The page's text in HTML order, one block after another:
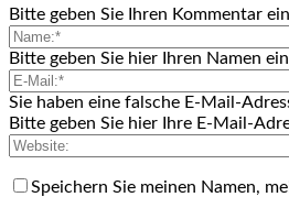
Bitte geben Sie Ihren Kommentar
Bitte geben Sie hier Ihren Namen ein
Sie haben eine falsche E-Mail-
Bitte geben Sie hier Ihre E-Mail-
Speichern Sie meinen Namen,